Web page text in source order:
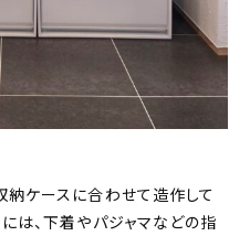
納ケースに合わせて造作して
は、下着やパジャマなどの指